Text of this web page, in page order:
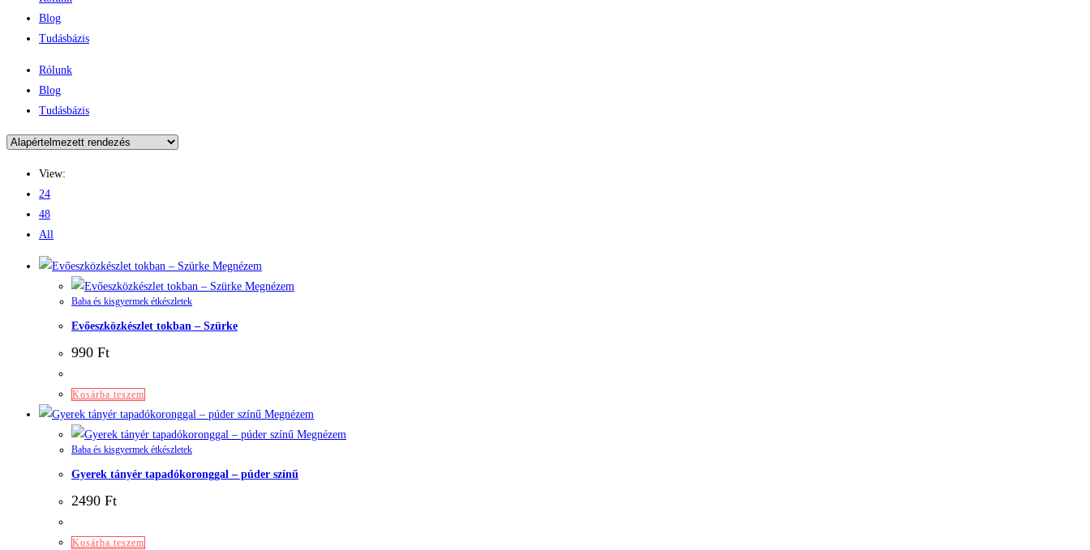
Blog
Tudásbázis
Rólunk
Blog
Tudásbázis
View:
24
48
All
Megnézem
Megnézem
Baba és kisgyermek étkészletek
Evőeszközkészlet tokban – Szürke
990 Ft
Kosárba teszem
Megnézem
Megnézem
Baba és kisgyermek étkészletek
Gyerek tányér tapadókoronggal – púder színű
2490 Ft
Kosárba teszem